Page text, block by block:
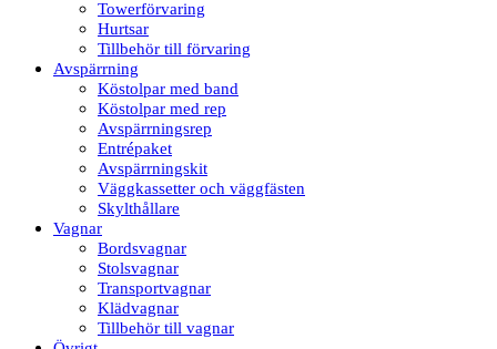
Towerförvaring
Hurtsar
Tillbehör till förvaring
Avspärrning
Köstolpar med band
Köstolpar med rep
Avspärrningsrep
Entrépaket
Avspärrningskit
Väggkassetter och väggfästen
Skylthållare
Vagnar
Bordsvagnar
Stolsvagnar
Transportvagnar
Klädvagnar
Tillbehör till vagnar